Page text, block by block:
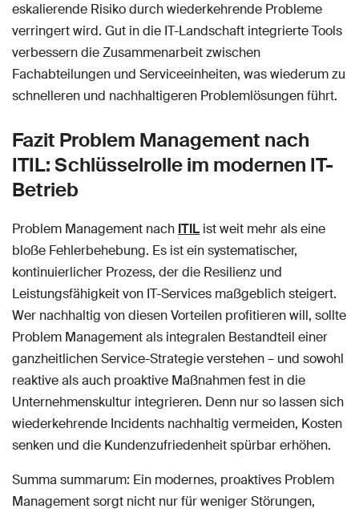
eskalierende Risiko durch wiederkehrende Probleme
verringert wird. Gut in die IT-Landschaft integrierte Tools
verbessern die Zusammenarbeit zwischen
Fachabteilungen und Serviceeinheiten, was wiederum zu
schnelleren und nachhaltigeren Problemlösungen führt.
Fazit Problem Management nach
ITIL: Schlüsselrolle im modernen IT-
Betrieb
Problem Management nach ITIL ist weit mehr als eine
bloße Fehlerbehebung. Es ist ein systematischer,
kontinuierlicher Prozess, der die Resilienz und
Leistungsfähigkeit von IT-Services maßgeblich steigert.
Wer nachhaltig von diesen Vorteilen profitieren will, sollte
Problem Management als integralen Bestandteil einer
ganzheitlichen Service-Strategie verstehen – und sowohl
reaktive als auch proaktive Maßnahmen fest in die
Unternehmenskultur integrieren. Denn nur so lassen sich
wiederkehrende Incidents nachhaltig vermeiden, Kosten
senken und die Kundenzufriedenheit spürbar erhöhen.
Summa summarum: Ein modernes, proaktives Problem
Management sorgt nicht nur für weniger Störungen,